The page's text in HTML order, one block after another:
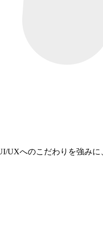
UXへのこだわりを強み